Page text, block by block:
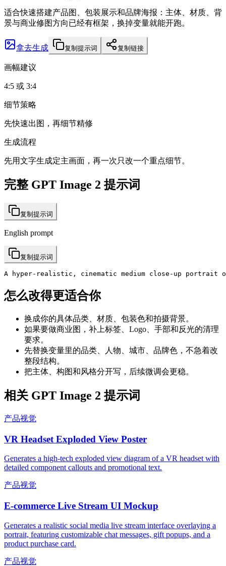
适合快速搭建产品图、包装展示和品牌海报：主体、材质、背
景与商业修图方向已经有框架，换掉变量就能开跑。
拿去生成 复制提示词 复制链接
画幅建议
4:5 或 3:4
细节策略
先快速出图，再细节精修
生成流程
先用文字生成定主画面，再一次只改一个重点细节。
完整 GPT Image 2 提示词
复制提示词
English prompt
复制提示词
A hyper-realistic, cinematic medium close-up
怎么改得更适合你
换成你的具体品类、材质、包装色和拍摄背景。
如果要做商业图，补上标签、Logo、手部和反光的清理
要求。
先替换变量里的品类、人物、城市、品牌色，不急着改
整段结构。
把主体、构图和风格分开写，后续微调会更稳。
相关 GPT Image 2 提示词
产品视觉
VR Headset Exploded View Poster
Generates a high-tech exploded view diagram of a VR headset with
detailed component callouts and promotional text.
产品视觉
E-commerce Live Stream UI Mockup
Generates a realistic social media live stream interface overlaying a
portrait, featuring customizable chat messages, gift popups, and a
product purchase card.
产品视觉